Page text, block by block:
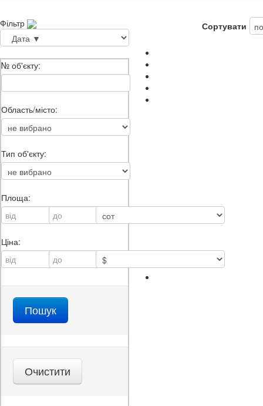
Фільтр
№ об'єкту:
Область/місто:
Тип об'єкту:
Площа:
Ціна:
Сортувати